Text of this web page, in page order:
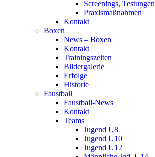
Screenings, Testungen
Praxismaßnahmen
Kontakt
Boxen
News – Boxen
Kontakt
Trainingszeiten
Bildergalerie
Erfolge
Historie
Faustball
Faustball-News
Kontakt
Teams
Jugend U8
Jugend U10
Jugend U12